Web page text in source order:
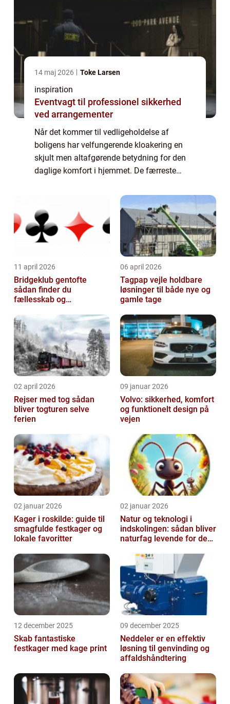
14 maj 2026 Toke Larsen
inspiration
Eventvagt til professionel sikkerhed
ved arrangementer
Når det kommer til vedligeholdelse af
boligens har velfungerende kloakering en
skjult men altafgørende betydning for den
daglige komfort i hjemmet. De færreste
for at holde hjemmet su...
11 april 2026
Bridgeklub gentofte
sådan finder du
fællesskab og
06 april 2026
Tagpap vejle holdbare
løsninger til både nye og
gamle tage
02 april 2026
Rejser med tog sådan
bliver togturen selve
ferien
09 januar 2026
Volvo: sikkerhed, komfort
og funktionelt design på
vejen
02 januar 2026
Kager i roskilde: guide til
smagfulde festkager og
lokale favoritter
02 januar 2026
Natur og teknologi i
indskolingen: sådan bliver
naturfag levende for de
12 december 2025
Skab fantastiske
festkager med kage print
09 december 2025
Neddeler er en effektiv
løsning til genvinding og
affaldshåndtering